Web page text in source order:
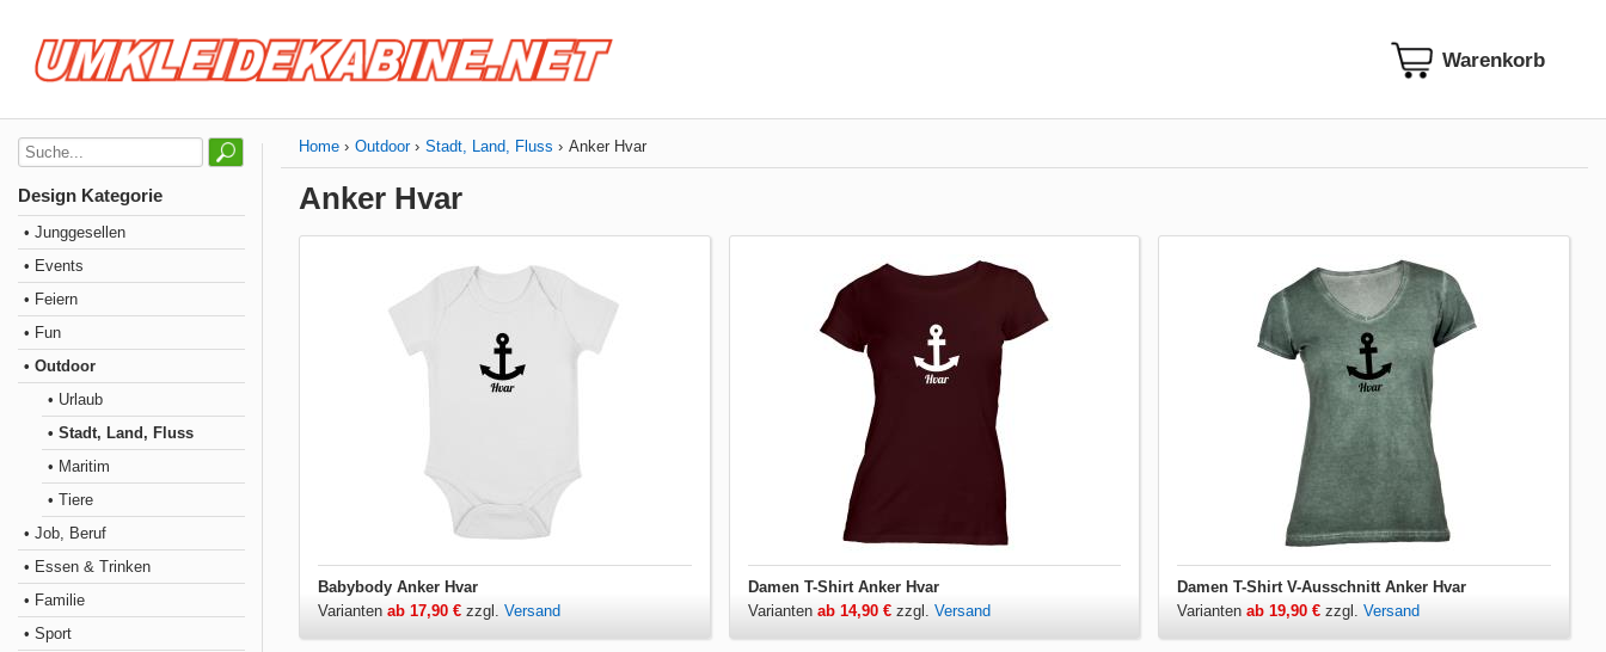
Design Kategorie
• Junggesellen
• Events
• Feiern
• Fun
• Outdoor
• Urlaub
• Stadt, Land, Fluss
• Maritim
• Tiere
• Job, Beruf
• Essen & Trinken
• Familie
• Sport
Home Outdoor Stadt, Land, Fluss Anker Hvar
Anker Hvar
Babybody Anker Hvar
Varianten ab 17,90 € zzgl. Versand
Damen T-Shirt Anker Hvar
Varianten ab 14,90 €zzgl. Versand
Damen T-Shirt V-Ausschnitt Anker Hvar
Variantenab 19,90 € zzgl.Versand